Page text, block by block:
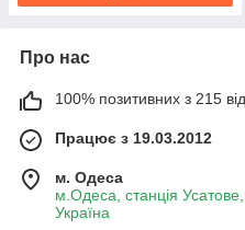
Про нас
100% позитивних з 215
Працює з 19.03.2012
м. Одеса
м.Одеса, станція
Україна